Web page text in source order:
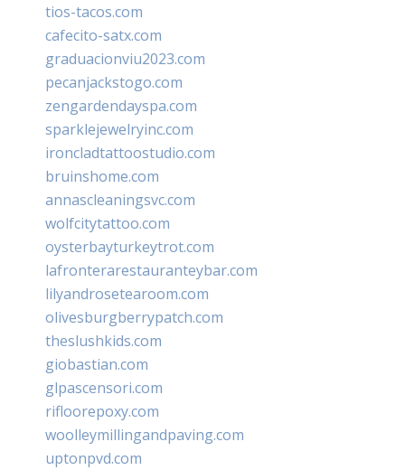
tios-tacos.com
cafecito-satx.com
graduacionviu2023.com
pecanjackstogo.com
zengardendayspa.com
sparklejewelryinc.com
ironcladtattoostudio.com
bruinshome.com
annascleaningsvc.com
wolfcitytattoo.com
oysterbayturkeytrot.com
lafronterarestauranteybar.com
lilyandrosetearoom.com
olivesburgberrypatch.com
theslushkids.com
giobastian.com
glpascensori.com
rifloorepoxy.com
woolleymillingandpaving.com
uptonpvd.com